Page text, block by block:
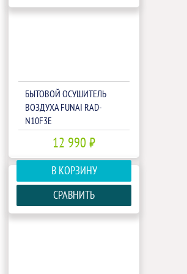
БЫТОВОЙ ОСУШИТЕЛЬ
ВОЗДУХА FUNAI RAD-
N10F3E
12 990 ₽
В КОРЗИНУ
СРАВНИТЬ